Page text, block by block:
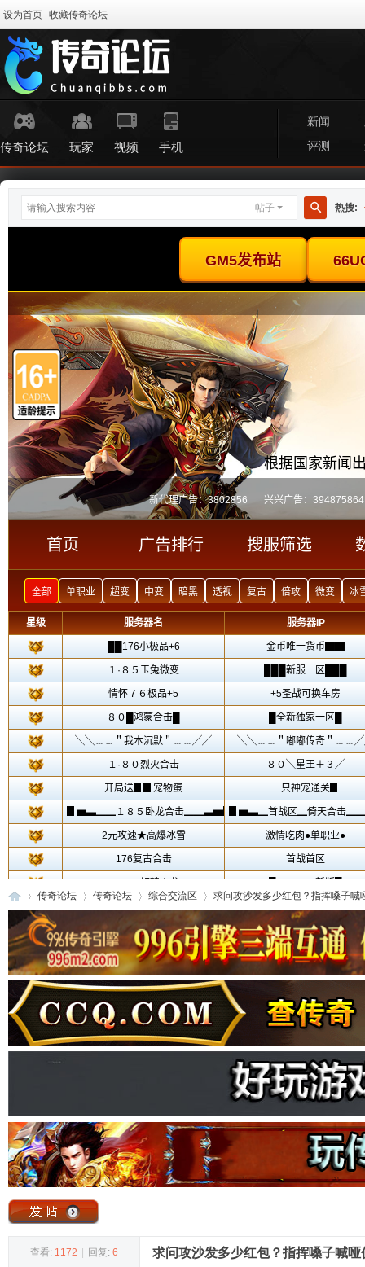
设为首页 收藏传奇论坛
传奇论坛 玩家 视频 手机
新闻
评测
帖子
搜
热搜:
传
奇
»
传奇论坛
›
传奇论坛 综合交流区
›
求问攻沙发多少红包？指挥嗓子喊
查看: 1172 回复: 6 求问攻沙发多少红包？指挥嗓子喊